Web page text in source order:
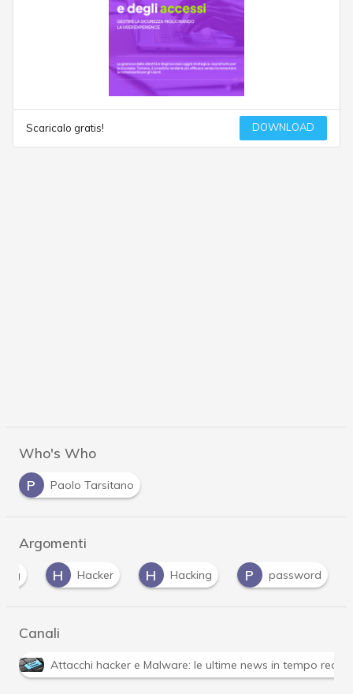
Scaricalo gratis! DOWNLOAD
Who's Who
P
Paolo Tarsitano
Argomenti
H Hacker H Hacking P password
Canali
Attacchi hacker e Malware: le ultime news in tempo